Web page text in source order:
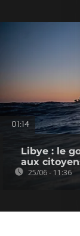
01:14
Libye : le
aux
25/06 - 11:36